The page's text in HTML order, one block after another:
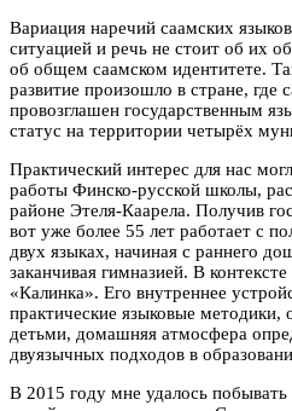
Вариация наречий саамских
ситуацией и речь не стоит об их
об общем саамском идентитете.
развитие произошло в стране, где
провозглашен государственным
статус на территории четырёх
Практический интерес для нас
работы Финско-русской школы,
районе Этеля-Каарела. Получив
вот уже более 55 лет работает с
двух языках, начиная с раннего
заканчивая гимназией. В
«Калинка». Его внутреннее
практические языковые методики,
детьми, домашняя атмосфера
двуязычных подходов в
В 2015 году мне удалось